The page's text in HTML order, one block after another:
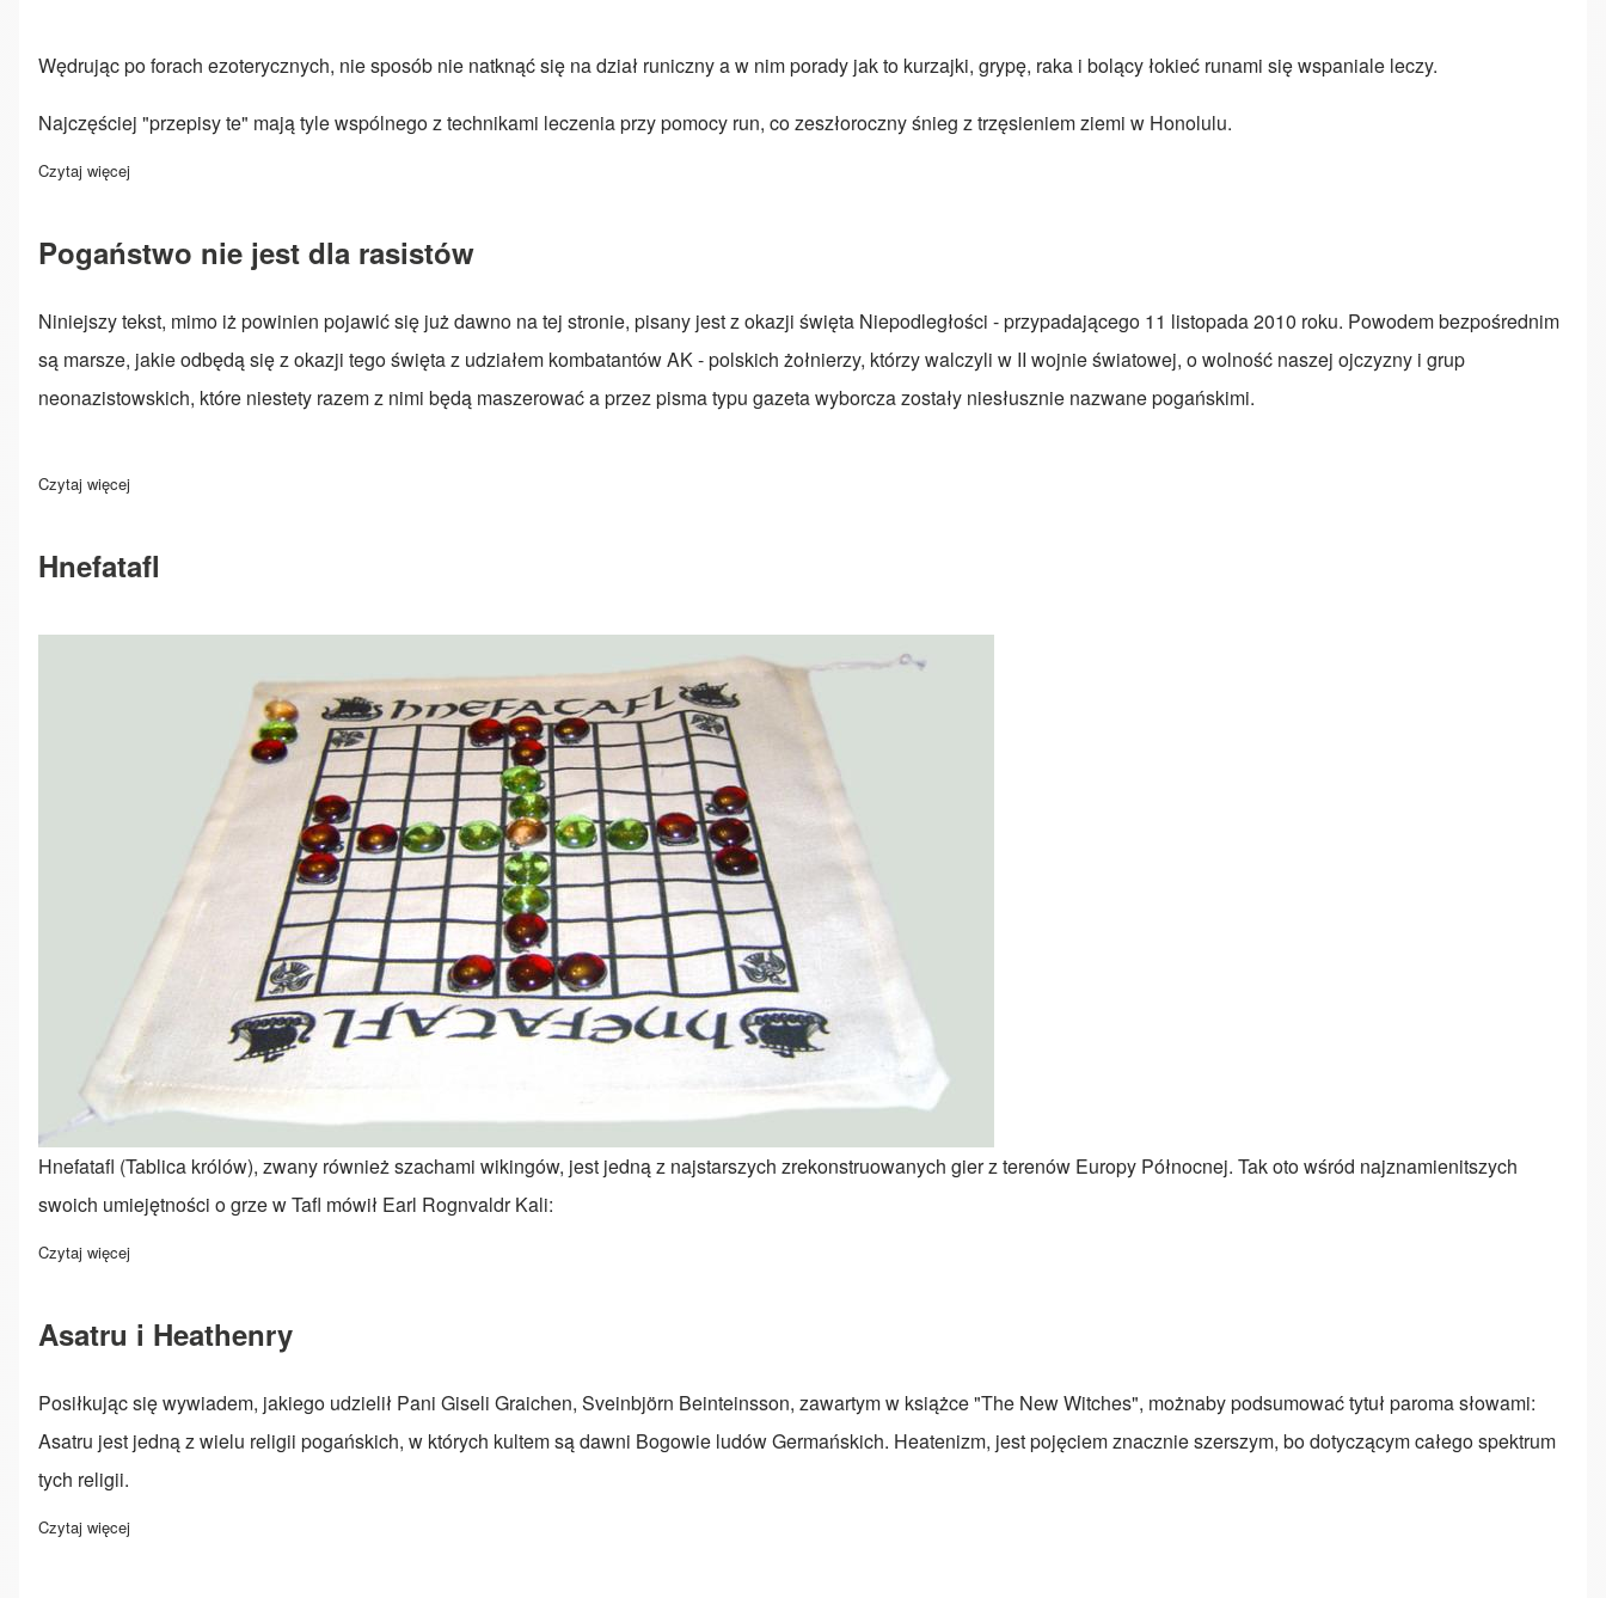
Wędrując po forach ezoterycznych, nie sposób nie natknąć się na dział runiczny a w nim porady jak to kurzajki, grypę, raka i bolący łokieć runami się wspaniale leczy.
Najczęściej "przepisy te" mają tyle wspólnego z technikami leczenia przy pomocy run, co zeszłoroczny śnieg z trzęsieniem ziemi w Honolulu.
Czytaj więcej
Pogaństwo nie jest dla rasistów
Niniejszy tekst, mimo iż powinien pojawić się już dawno na tej stronie, pisany jest z okazji święta Niepodległości - przypadającego 11 listopada 2010 roku. Powodem bezpośrednim
są marsze, jakie odbędą się z okazji tego święta z udziałem kombatantów AK - polskich żołnierzy, którzy walczyli w II wojnie światowej, o wolność naszej ojczyzny i grup
neonazistowskich, które niestety razem z nimi będą maszerować a przez pisma typu gazeta wyborcza zostały niesłusznie nazwane pogańskimi.
Czytaj więcej
Hnefatafl
Hnefatafl (Tablica królów), zwany również szachami wikingów, jest jedną z najstarszych zrekonstruowanych gier z terenów Europy Północnej. Tak oto wśród najznamienitszych
swoich umiejętności o grze w Tafl mówił Earl Rognvaldr Kali:
Czytaj więcej
Asatru i Heathenry
Posiłkując się wywiadem, jakiego udzielił Pani Giseli Graichen, Sveinbjörn Beinteinsson, zawartym w książce "The New Witches", możnaby podsumować tytuł paroma słowami:
Asatru jest jedną z wielu religii pogańskich, w których kultem są dawni Bogowie ludów Germańskich. Heatenizm, jest pojęciem znacznie szerszym, bo dotyczącym całego spektrum
tych religii.
Czytaj więcej